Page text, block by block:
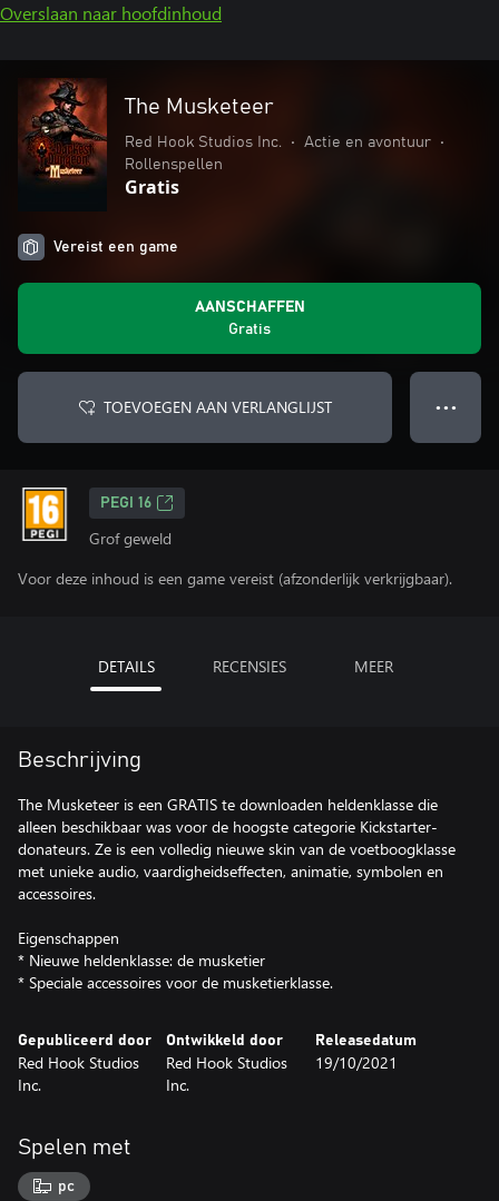
Overslaan naar hoofdinhoud
The Musketeer
Red Hook Studios Inc. • Actie en avontuur
•
Rollenspellen
Gratis
Vereist een game
AANSCHAFFEN
Gratis
TOEVOEGEN AAN VERLANGLIJST ● ● ●
PEGI 16
Grof geweld
Voor deze inhoud is een game vereist (afzonderlijk verkrijgbaar).
DETAILS RECENSIES MEER
Beschrijving
The Musketeer is een GRATIS te downloaden heldenklasse die
alleen beschikbaar was voor de hoogste categorie Kickstarter-
donateurs. Ze is een volledig nieuwe skin van de voetboogklasse
met unieke audio, vaardigheidseffecten, animatie, symbolen en
accessoires.
Eigenschappen
* Nieuwe heldenklasse: de musketier
* Speciale accessoires voor de musketierklasse.
Gepubliceerd door
Red Hook Studios
Inc.
Ontwikkeld door
Red Hook Studios
Inc.
Releasedatum
19/10/2021
Spelen met
pc